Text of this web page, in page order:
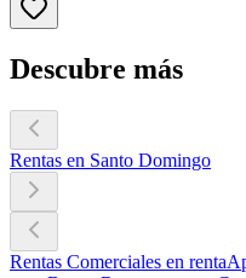
Descubre más
Rentas en Santo Domingo
Rentas Comerciales en renta